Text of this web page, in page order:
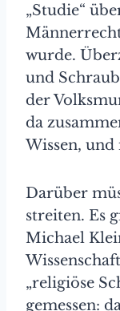
„Studie“
wurde.
und
der
da
Wissen, und
Darüber
streiten. Es
Michael
„religiöse
gemessen: